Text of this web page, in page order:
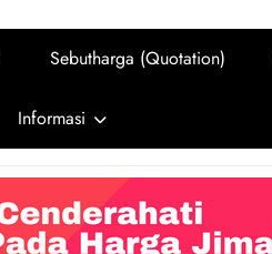
Sebutharga (Quotation)
Informasi